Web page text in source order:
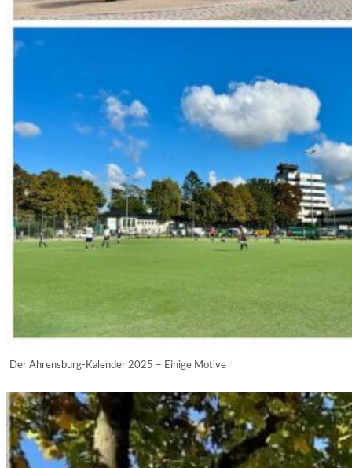
Der Ahrensburg-Kalender 2025 – Einige Motive